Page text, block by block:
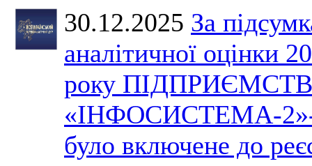
30.12.2025 За
аналітичної оцінки
року
«ІНФОСИСТЕМА-
було включене до